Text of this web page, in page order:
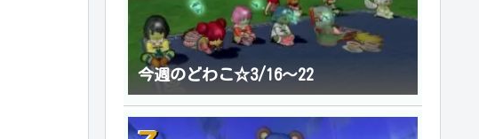
今週のどわこ☆3/16～22